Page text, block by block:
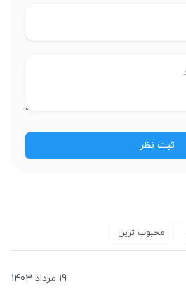
محبوب ترین
19 مرداد 1403